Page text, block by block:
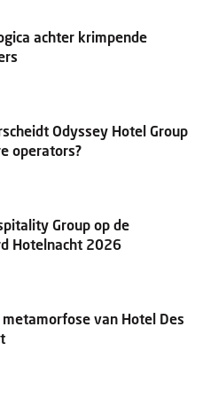
achter krimpende
Odyssey Hotel Group
operators?
Group op de
Hotelnacht 2026
van Hotel Des